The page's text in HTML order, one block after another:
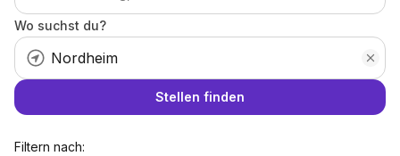
Wo suchst du?
Stellen finden
Filtern nach: